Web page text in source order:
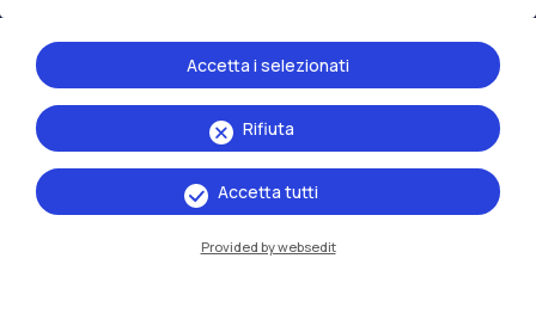
Rifiuta
Accetta i selezionati
Accetta tutti
Provided by websedit